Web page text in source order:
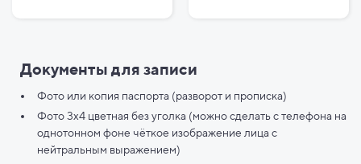
Документы для записи
Фото или копия паспорта (разворот и прописка)
Фото 3х4 цветная без уголка (можно сделать с телефона на
однотонном фоне чёткое изображение лица с
нейтральным выражением)